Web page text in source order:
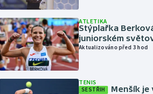
ATLETIKA
Stýplařka
juniorském
Aktualizováno před 3 hod
TENIS
SESTŘIH
Menšík je